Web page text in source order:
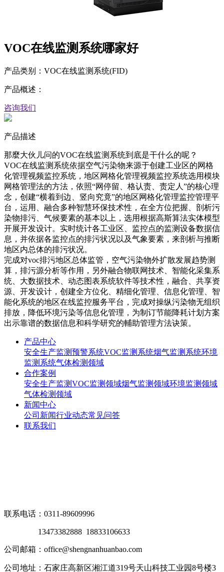
VOC在线监测系统哪家好
产品类别：VOC在线监测系统(FID)
产品概述：
咨询我们
产品描述
那麼大伙儿问的VOC在线监测系统到底是干什么的呢？
VOC在线监测系统依据空气污染物来源于创建工业区的网格
化管理视频监控系统，地区网格化管理视频监控系统选用模块
网格管理法的方法，依照“网停留、格认责、责定人”的核心理
念，创建“横着到边、竖向究竟”的地区网格化管理监控管理平
台，运用、融合多种智慧环保技术性，在全方位把握、剖析污
染物排污、气候要素的基本以上，选用根据高斯算法实体模型
开展开发设计。实时统计各工业区、监控点的监测设备数据信
息，并依据各监控点的排污状况以及气象要素，来剖析与推断
地区内总体的排污状况。
完成对voc排污地区总体监管，空气污染物外扩散发展趋势测
算，排污源分析等作用，另外融合物联网技术、智能化采集系
统、大数据技术、动态图表系统软件等技术性，融合、共享资
源、开发设计，创建全方位化、精细化管理、信息化管理、智
能化系统的地区在线监控服务平台，完成对操纵污染物无组织
排放，降低环境污染等信息化管理，为制订节能降耗计划方案
出示靠谱的数据信息和科学研究的輔助管理方法诀策。
产品中心
安全生产监测预警系统VOC监测系统烟气监测系统环境
监测系统气体检测领域
合作案例
安全生产监测VOC监测领域烟气监测领域环境监测领域
气体检测领域
新闻中心
公司新闻行业动态常见问答
联系我们
联系电话：0311-89609996
13473382888 18833106633
公司邮箱：office@shengnanhuanbao.com
公司地址：石家庄高新区湘江道319号天山科技工业园8号楼3